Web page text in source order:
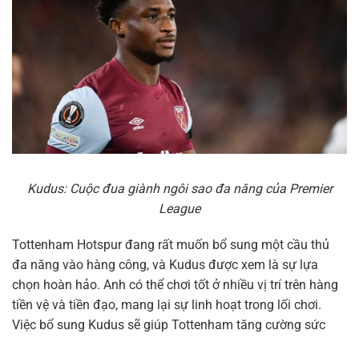
Kudus: Cuộc đua giành ngôi sao đa năng của Premier
League
Tottenham Hotspur đang rất muốn bổ sung một cầu thủ
đa năng vào hàng công, và Kudus được xem là sự lựa
chọn hoàn hảo. Anh có thể chơi tốt ở nhiều vị trí trên hàng
tiền vệ và tiền đạo, mang lại sự linh hoạt trong lối chơi.
Việc bổ sung Kudus sẽ giúp Tottenham tăng cường sức